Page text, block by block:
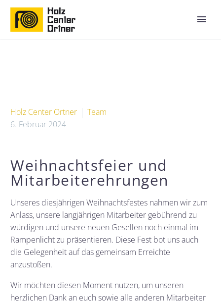
Holz Center Ortner
Team
6. Februar 2024
Weihnachtsfeier und
Mitarbeiterehrungen
Unseres diesjährigen Weihnachtsfestes nahmen wir zum
Anlass, unsere langjährigen Mitarbeiter gebührend zu
würdigen und unsere neuen Gesellen noch einmal im
Rampenlicht zu präsentieren. Diese Fest bot uns auch
die Gelegenheit auf das gemeinsam Erreichte
anzustoßen.
Wir möchten diesen Moment nutzen, um unseren
herzlichen Dank an euch sowie alle anderen Mitarbeiter